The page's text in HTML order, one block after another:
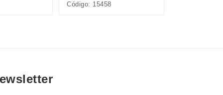
Código: 15458